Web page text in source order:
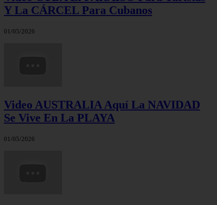
Y La CÁRCEL Para Cubanos
01/05/2026
Video AUSTRALIA Aquí La NAVIDAD
Se Vive En La PLAYA
01/05/2026